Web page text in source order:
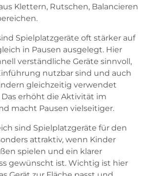
Klettern, Rutschen, Balancieren
Spielplatzgeräte oft stärker auf
in Pausen ausgelegt. Hier
verständliche Geräte sinnvoll,
nutzbar sind und auch
gleichzeitig verwendet
erhöht die Aktivität im
macht Pausen vielseitiger.
sind Spielplatzgeräte für den
attraktiv, wenn Kinder
spielen und ein klarer
gewünscht ist. Wichtig ist hier